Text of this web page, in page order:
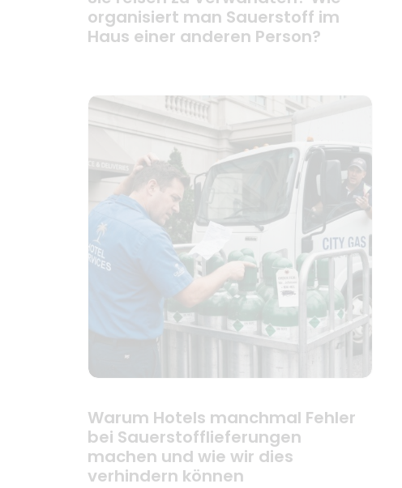
organisiert man Sauerstoff im
Haus einer anderen Person?
Warum Hotels manchmal Fehler
bei Sauerstofflieferungen
machen und wie wir dies
verhindern können